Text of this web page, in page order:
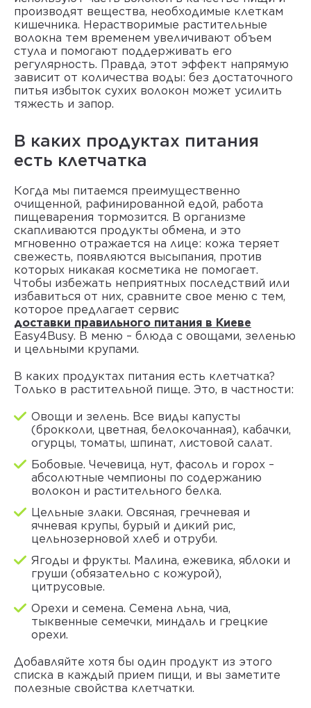
производят вещества, необходимые клеткам
кишечника. Нерастворимые растительные
волокна тем временем увеличивают объем
стула и помогают поддерживать его
регулярность. Правда, этот эффект напрямую
зависит от количества воды: без достаточного
питья избыток сухих волокон может усилить
тяжесть и запор.
В каких продуктах питания
есть клетчатка
Когда мы питаемся преимущественно
очищенной, рафинированной едой, работа
пищеварения тормозится. В организме
скапливаются продукты обмена, и это
мгновенно отражается на лице: кожа теряет
свежесть, появляются высыпания, против
которых никакая косметика не помогает.
Чтобы избежать неприятных последствий или
избавиться от них, сравните свое меню с тем,
которое предлагает сервис
доставки правильного питания в Киеве
Easy4Busy. В меню – блюда с овощами, зеленью
и цельными крупами.
В каких продуктах питания есть клетчатка?
Только в растительной пище. Это, в частности:
Овощи и зелень. Все виды капусты
(брокколи, цветная, белокочанная), кабачки,
огурцы, томаты, шпинат, листовой салат.
Бобовые. Чечевица, нут, фасоль и горох –
абсолютные чемпионы по содержанию
волокон и растительного белка.
Цельные злаки. Овсяная, гречневая и
ячневая крупы, бурый и дикий рис,
цельнозерновой хлеб и отруби.
Ягоды и фрукты. Малина, ежевика, яблоки и
груши (обязательно с кожурой),
цитрусовые.
Орехи и семена. Семена льна, чиа,
тыквенные семечки, миндаль и грецкие
орехи.
Добавляйте хотя бы один продукт из этого
списка в каждый прием пищи, и вы заметите
полезные свойства клетчатки.